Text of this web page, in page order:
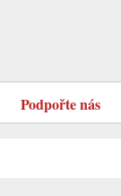
Podpořte nás